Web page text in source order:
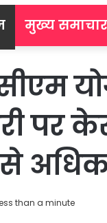
मुख्य समाचार
पर
than a minute